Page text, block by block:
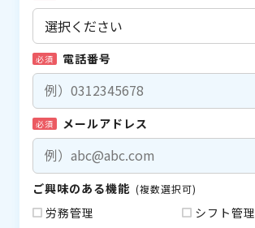
必須 電話番号
必須 メールアドレス
ご興味のある機能 (複数選択可)
労務管理
シフト管理